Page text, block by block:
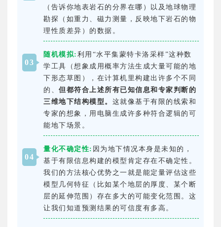
（告诉你地表岩石的分界在哪）以及地球物理
勘探（如重力、磁力测量，反映地下岩石的物
理性质差异）的数据。
03
随机模拟: 利用“水平集蒙特卡洛采样”这种数
学工具（想象成用概率方法生成大量可能的地
下形态草图），在计算机里构建出许多个不同
的、 但都符合上述所有已知信息和专家判断的
三维地下结构模型。 这就像基于有限的线索和
专家的想象，用电脑生成许多种符合逻辑的可
能地下场景。
04
量化不确定性: 因为地下情况本身是未知的，
基于有限信息构建的模型肯定存在不确定性。
我们的方法核心优势之一就是能定量评估这些
模型几何特征（比如某个地层的厚度、某个断
层的延伸范围）存在多大的可能变化范围。这
让我们知道预测结果的可信度有多高。